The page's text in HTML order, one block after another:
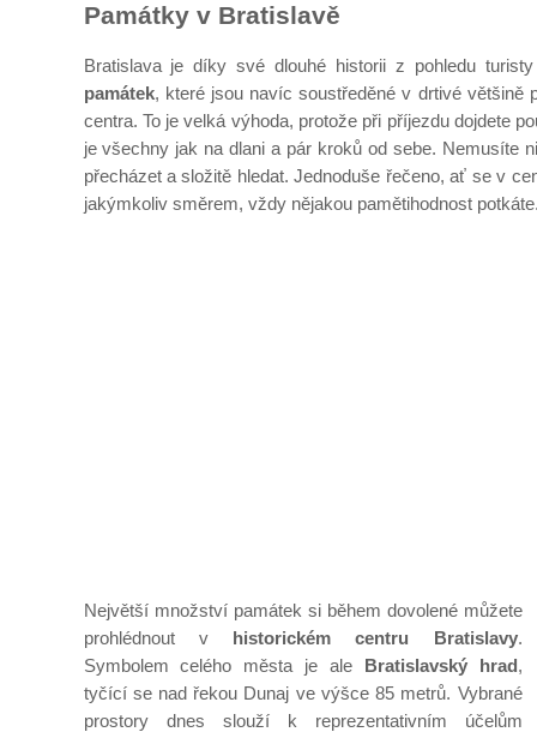
Památky v Bratislavě
Bratislava je díky své dlouhé historii z pohledu
památek, které jsou navíc soustředěné v drtivé většině
centra. To je velká výhoda, protože při příjezdu dojdete
je všechny jak na dlani a pár kroků od sebe. Nemusíte
přecházet a složitě hledat. Jednoduše řečeno, ať se v
jakýmkoliv směrem, vždy nějakou pamětihodnost
Největší množství památek si během dovolené můžete
prohlédnout v historickém centru Bratislavy.
Symbolem celého města je ale Bratislavský hrad,
tyčící se nad řekou Dunaj ve výšce 85 metrů. Vybrané
prostory dnes slouží k reprezentativním účelům